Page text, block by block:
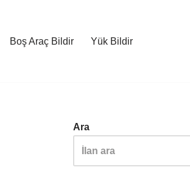
Boş Araç Bildir Yük Bildir
Ara